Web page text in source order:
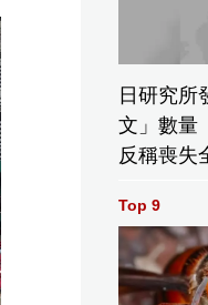
日研究所
文」數量
反稱喪失
Top 9